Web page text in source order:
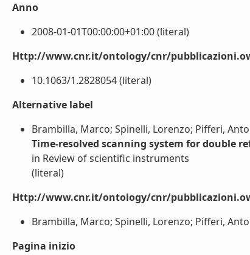
Anno
2008-01-01T00:00:00+01:00 (literal)
Http://www.cnr.it/ontology/cnr/
10.1063/1.2828054 (literal)
Alternative label
Brambilla, Marco; Spinelli, Lorenzo; Pifferi,
Time-resolved scanning system for double
in Review of scientific instruments
(literal)
Http://www.cnr.it/ontology/cnr/
Brambilla, Marco; Spinelli, Lorenzo; Pifferi,
Pagina inizio